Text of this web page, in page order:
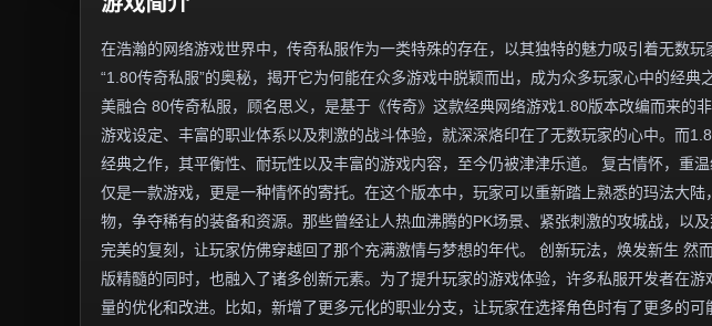
在浩瀚的网络游戏世界中，传奇私服作为一类特殊的存在，以其独特的魅力吸引着无数
“1.80传奇私服”的奥秘，揭开它为何能在众多游戏中脱颖而出，成为众多玩家心中的经
美融合 80传奇私服，顾名思义，是基于《传奇》这款经典网络游戏1.80版本改编而来的
游戏设定、丰富的职业体系以及刺激的战斗体验，就深深烙印在了无数玩家的心中。而
经典之作，其平衡性、耐玩性以及丰富的游戏内容，至今仍被津津乐道。 复古情怀，重
仅是一款游戏，更是一种情怀的寄托。在这个版本中，玩家可以重新踏上熟悉的玛法大
物，争夺稀有的装备和资源。那些曾经让人热血沸腾的PK场景、紧张刺激的攻城战，以
完美的复刻，让玩家仿佛穿越回了那个充满激情与梦想的年代。 创新玩法，焕发新生 然
版精髓的同时，也融入了诸多创新元素。为了提升玩家的游戏体验，许多私服开发者在
量的优化和改进。比如，新增了更多元化的职业分支，让玩家在选择角色时有了更多的